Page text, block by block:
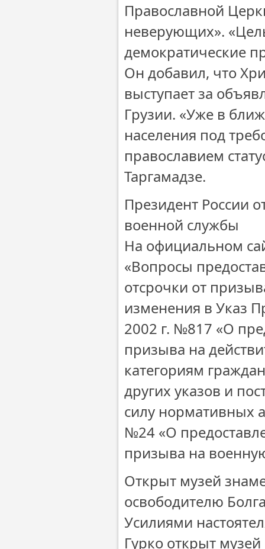
Православной
неверующих».
демократические
Он добавил, что
выступает за
Грузии. «Уже в
населения под
православием
Таргамадзе.
Президент России
военной службы
На официальном
«Вопросы
отсрочки от
изменения в Указ
2002 г. №817 «О
призыва на
категориям
других указов и
силу нормативных
№24 «О
призыва на
Открыт музей
освободителю
Усилиями
Гурко открыт